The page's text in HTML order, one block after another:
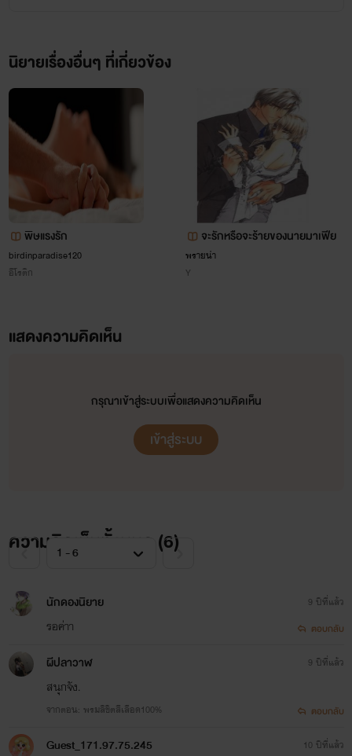
นิยายเรื่องอื่นๆ ที่เกี่ยวข้อง
พิษแรงรัก
birdinparadise120
อีโรติก
จะรักหรือจะร้ายของนายมาเฟีย
พรายน่า
Y
แสดงความคิดเห็น
กรุณาเข้าสู่ระบบเพื่อแสดงความคิดเห็น
เข้าสู่ระบบ
ความคิดเห็นทั้งหมด (6)
นักดองนิยาย
รอค่าา
9 ปีที่แล้ว
ตอบกลับ
ผีปลาวาฬ
สนุกจัง.
จากตอน: พรมลิขิตสีเลือด100%
9 ปีที่แล้ว
ตอบกลับ
Guest_171.97.75.245
10 ปีที่แล้ว